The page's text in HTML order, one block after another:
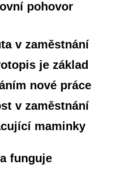
pohovor
v zaměstnání
je základ
nové práce
v zaměstnání
maminky
funguje